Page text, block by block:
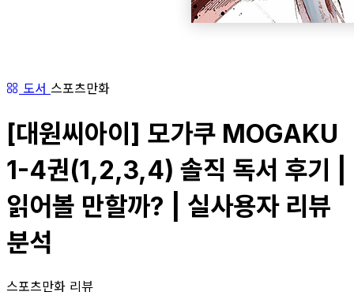
도서 스포츠만화
[대원씨아이] 모가쿠 MOGAKU
1-4권(1,2,3,4) 솔직 독서 후기 |
읽어볼 만할까? | 실사용자 리뷰
분석
스포츠만화 리뷰